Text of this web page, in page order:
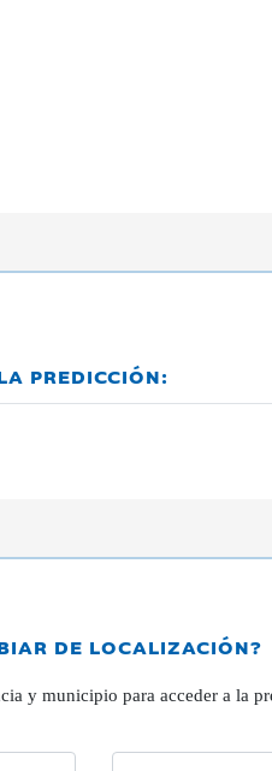
PREDICCIÓN:
DE LOCALIZACIÓN?
y municipio para acceder a la